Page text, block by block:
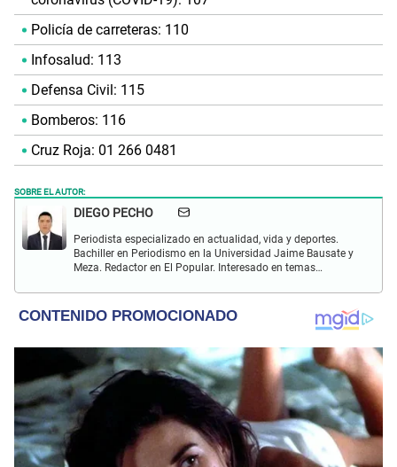
Policía de carreteras: 110
Infosalud: 113
Defensa Civil: 115
Bomberos: 116
Cruz Roja: 01 266 0481
SOBRE EL AUTOR:
DIEGO PECHO
Periodista especializado en actualidad, vida y deportes.
Bachiller en Periodismo en la Universidad Jaime Bausate y
Meza. Redactor en El Popular. Interesado en temas
internacional, trucos caseros y educación.